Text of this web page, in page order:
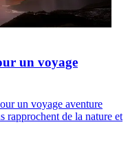
un voyage
un voyage aventure
rapprochent de la nature et